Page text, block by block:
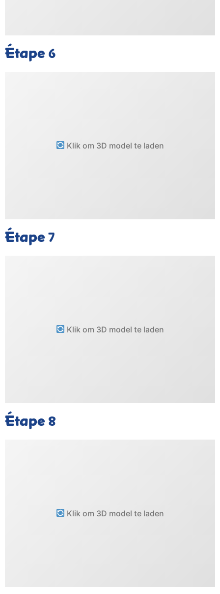
Étape 6
Klik om 3D model te laden
Étape7
Klik om 3D model te laden
Étape 8
Klik om 3D model te laden